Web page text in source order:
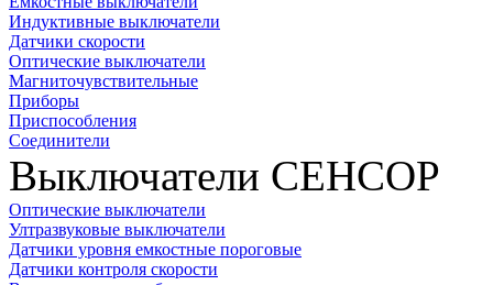
Индуктивные выключатели
Датчики скорости
Оптические выключатели
Магниточувствительные
Приборы
Приспособления
Соединители
Выключатели СЕНСОР
Оптические выключатели
Ултразвуковые выключатели
Датчики уровня емкостные пороговые
Датчики контроля скорости